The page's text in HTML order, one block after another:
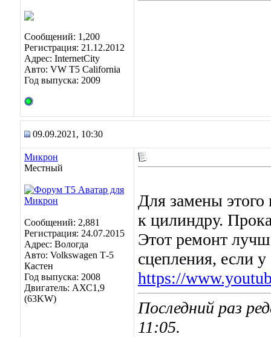
Сообщений: 1,200
Регистрация: 21.12.2012
Адрес: InternetCity
Авто: VW T5 California
Год выпуска: 2009
09.09.2021, 10:30
Микрон
Местный
Сообщений: 2,881
Регистрация: 24.07.2015
Адрес: Вологда
Авто: Volkswagen Т-5
Кастен
Год выпуска: 2008
Двигатель: АХС1,9
(63KW)
Для замены этого
к цилиндру.
Этот ремонт
сцепления, если
https://
Последний раз
11:05.